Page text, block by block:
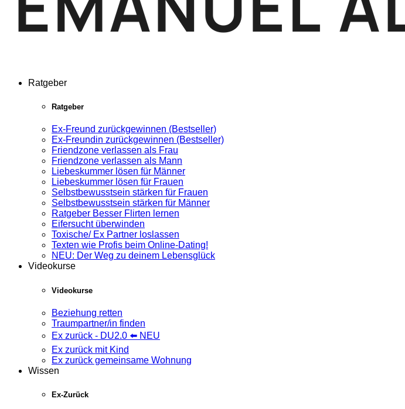
Ratgeber
Ratgeber
Ex-Freund zurückgewinnen (Bestseller)
Ex-Freundin zurückgewinnen (Bestseller)
Friendzone verlassen als Frau
Friendzone verlassen als Mann
Liebeskummer lösen für Männer
Liebeskummer lösen für Frauen
Selbstbewusstsein stärken für Frauen
Selbstbewusstsein stärken für Männer
Ratgeber Besser Flirten lernen
Eifersucht überwinden
Toxische/ Ex Partner loslassen
Texten wie Profis beim Online-Dating!
NEU: Der Weg zu deinem Lebensglück
Videokurse
Videokurse
Beziehung retten
Traumpartner/in finden
Ex zurück - DU2.0 ⬅️ NEU
Ex zurück mit Kind
Ex zurück gemeinsame Wohnung
Wissen
Ex-Zurück